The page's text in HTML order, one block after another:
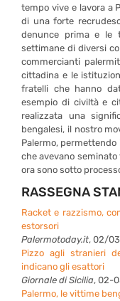
tempo vive e lavora a
di una forte
denunce prima e le
settimane di diversi
commercianti
cittadina e le
fratelli che hanno
esempio di civiltà e
realizzata una
bengalesi, il nostro
Palermo,
che avevano
ora sono sotto
RASSEGNA
Racket e razzismo,
estorsori
Palermotoday.it, 02/
Pizzo agli stranieri
indicano gli esattori
Giornale di Sicilia, 02-
Palermo, le vittime